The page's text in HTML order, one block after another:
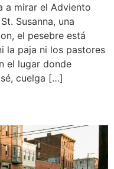
a mirar el Adviento
Susanna, una
el pesebre está
la paja ni los pastores
el lugar donde
cuelga […]